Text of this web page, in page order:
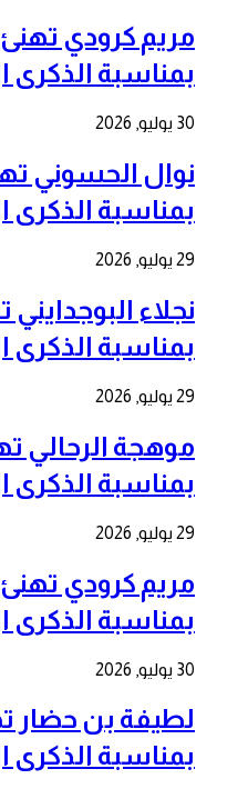
مريم كرودي
بمناسبة الذكرى ال 27 لعيد
30 يوليو, 2026
نوال الحسوني
بمناسبة الذكرى ال 27 لعيد
29 يوليو, 2026
نجلاء
بمناسبة الذكرى ال 27 لعيد
29 يوليو, 2026
موهجة الرحالي
بمناسبة الذكرى ال 27 لعيد
29 يوليو, 2026
مريم كرودي
بمناسبة الذكرى ال 27 لعيد
30 يوليو, 2026
لطيفة بن حضار
بمناسبة الذكرى ال 27 لعيد